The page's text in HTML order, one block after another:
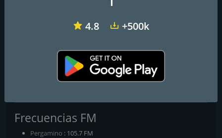
Radio Vale 97.5 FM Radio Del Plata 1030 AM
FM NUEVA LATINA
Frecuencias FM
Pergamino : 105.7 FM
4.8 +500k